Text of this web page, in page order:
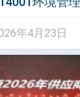
年4月23日